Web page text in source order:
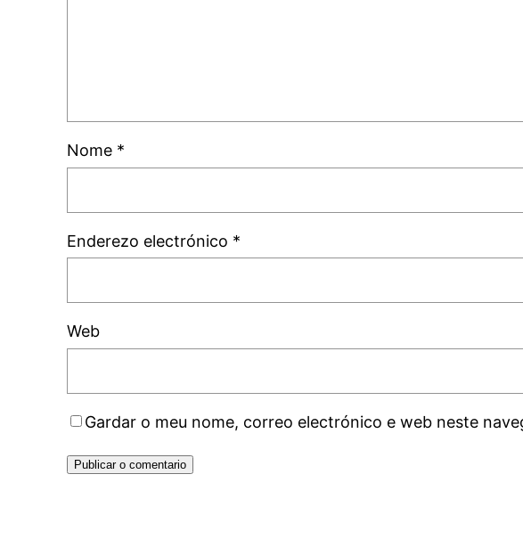
Nome *
Enderezo electrónico *
Web
Gardar o meu nome, correo electrónico e web neste